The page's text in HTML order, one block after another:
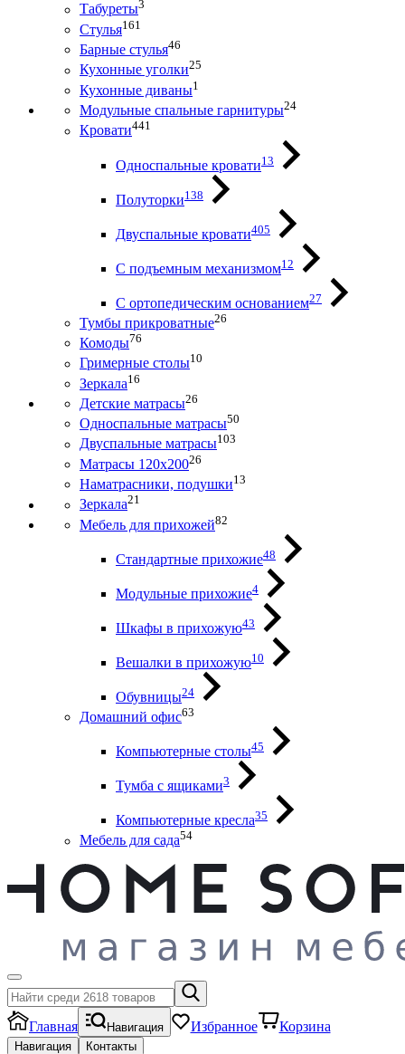
Табуреты3
Стулья161
Барные стулья46
Кухонные уголки25
Кухонные диваны1
Модульные спальные гарнитуры24
Кровати441
Односпальные кровати13
Полуторки138
Двуспальные кровати405
С подъемным механизмом12
С ортопедическим основанием27
Тумбы прикроватные26
Комоды76
Гримерные столы10
Зеркала16
Детские матрасы26
Односпальные матрасы50
Двуспальные матрасы103
Матрасы 120х20026
Наматрасники, подушки13
Зеркала21
Мебель для прихожей82
Стандартные прихожие48
Модульные прихожие4
Шкафы в прихожую43
Вешалки в прихожую10
Обувницы24
Домашний офис63
Компьютерные столы45
Тумба с ящиками3
Компьютерные кресла35
Мебель для сада54
Главная Навигация Избранное Корзина
Навигация Контакты